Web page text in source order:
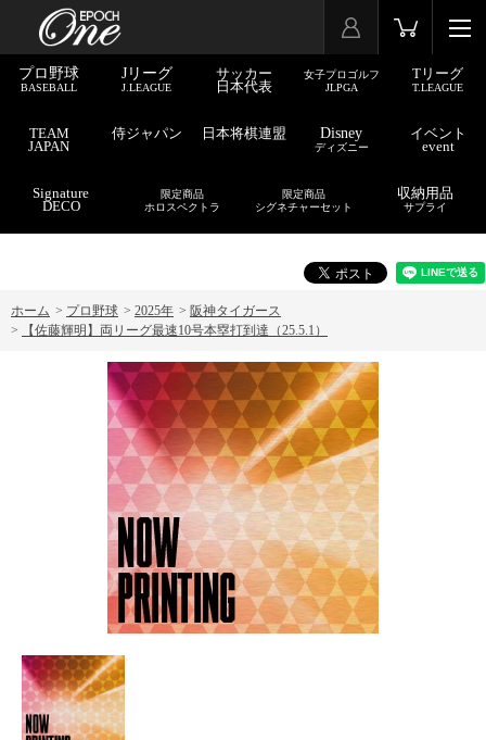
プロ野球
BASEBALL
Jリーグ
J.LEAGUE
サッカー
日本代表
女子プロゴルフ
JLPGA
Tリーグ
T.LEAGUE
TEAM
JAPAN
侍ジャパン 日本将棋連盟 Disney
ディズニー
イベント
event
Signature
DECO
限定商品
ホロスペクトラ
限定商品
シグネチャーセット
収納用品
サプライ
ホーム > プロ野球 > 2025年 > 阪神タイガース
>
【佐藤輝明】両リーグ最速10号本塁打到達（25.5.1）